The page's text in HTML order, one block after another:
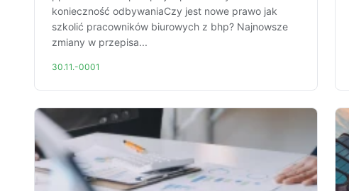
konieczność odbywaniaCzy jest nowe prawo jak
szkolić pracowników biurowych z bhp? Najnowsze
zmiany w przepisa...
30.11.-0001